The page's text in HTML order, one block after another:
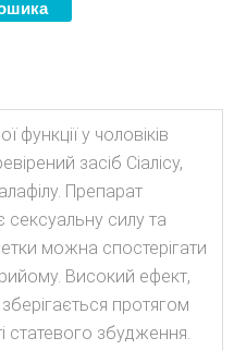
функції у чоловіків
засіб Сіалісу,
Препарат
сексуальну силу та
можна спостерігати
Високий ефект,
протягом
статевого збудження.